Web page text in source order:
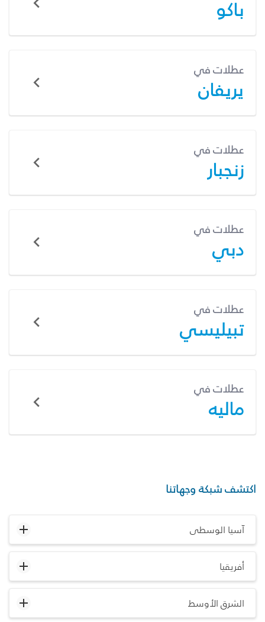
باكو
عطلات في
يريفان
عطلات في
زنجبار
عطلات في
دبي
عطلات في
تبيليسي
عطلات في
ماليه
اكتشف شبكة وجهاتنا
آسيا الوسطى
أفريقيا
الشرق الأوسط